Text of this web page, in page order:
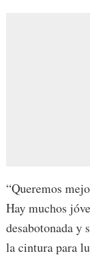
“Queremos
Hay muchos
desabotonada y
la cintura para